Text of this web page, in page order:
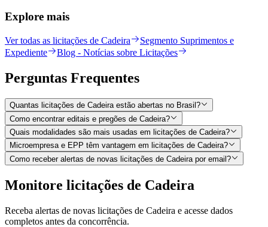
Explore mais
Ver todas as licitações de Cadeira
Segmento Suprimentos e
Expediente
Blog - Notícias sobre Licitações
Perguntas Frequentes
Quantas licitações de Cadeira estão abertas no Brasil?
Como encontrar editais e pregões de Cadeira?
Quais modalidades são mais usadas em licitações de Cadeira?
Microempresa e EPP têm vantagem em licitações de Cadeira?
Como receber alertas de novas licitações de Cadeira por email?
Monitore licitações de Cadeira
Receba alertas de novas licitações de Cadeira e acesse dados
completos antes da concorrência.